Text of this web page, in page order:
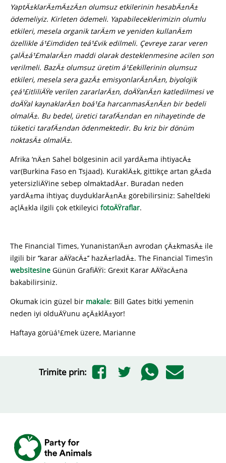
YaptÄ±klarÄ±mÄ±zÄ±n olumsuz etkilerinin hesabÄ±nÄ±
ödemeliyiz. Kirleten ödemeli. Yapabileceklerimizin olumlu
etkileri, mesela organik tarÄ±m ve yeniden kullanÄ±m
özellikle á¹£imdiden teá¹£vik edilmeli. Çevreye zarar veren
çalÄ±á¹£malarÄ±n maddi olarak desteklenmesine acilen son
verilmeli. BazÄ± olumsuz üretim á¹£ekillerinin olumsuz
etkileri, mesela sera gazÄ± emisyonlarÄ±nÄ±n, biyolojik
çeá¹£itliliÄŸe verilen zararlarÄ±n, doÄŸanÄ±n katledilmesi ve
doÄŸal kaynaklarÄ±n boá¹£a harcanmasÄ±nÄ±n bir bedeli
olmalÄ±. Bu bedel, üretici tarafÄ±ndan en nihayetinde de
tüketici tarafÄ±ndan ödenmektedir. Bu kriz bir dönüm
noktasÄ± olmalÄ±.
Afrika ‘nÄ±n Sahel bölgesinin acil yardÄ±ma ihtiyacÄ±
var(Burkina Faso en Tsjaad). KuraklÄ±k, gittikçe artan gÄ±da
yetersizliÄŸine sebep olmaktadÄ±r. Buradan neden
yardÄ±ma ihtiyaç duyduklarÄ±nÄ± görebilirsiniz: Sahel’deki
açlÄ±kla ilgili çok etkileyici fotoÄŸraflar.
The Financial Times, Yunanistan’Ä±n avrodan çÄ±kmasÄ± ile
ilgili bir ‘’karar aÄŸacÄ±’’ hazÄ±rladÄ±. The Financial Times’in
websitesine Günün GrafiÄŸi: Grexit Karar AÄŸacÄ±na
bakabilirsiniz.
Okumak icin güzel bir makale: Bill Gates bitki yemenin
neden iyi olduÄŸunu açÄ±klÄ±yor!
Haftaya görüá¹£mek üzere, Marianne
Trimite prin: